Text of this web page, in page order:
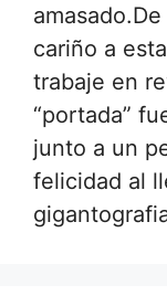
cariño a
trabaje en
“portada”
junto a un
felicidad al